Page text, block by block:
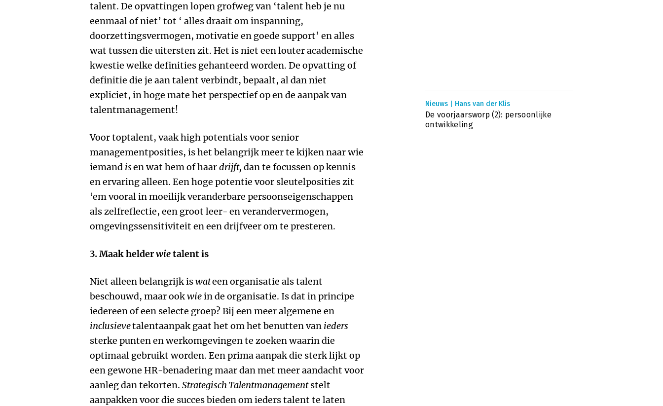
talent. De opvattingen lopen grofweg van ‘talent heb je nu
eenmaal of niet’ tot ‘ alles draait om inspanning,
doorzettingsvermogen, motivatie en goede support’ en alles
wat tussen die uitersten zit. Het is niet een louter academische
kwestie welke definities gehanteerd worden. De opvatting of
definitie die je aan talent verbindt, bepaalt, al dan niet
expliciet, in hoge mate het perspectief op en de aanpak van
talentmanagement!
Voor toptalent, vaak high potentials voor senior
managementposities, is het belangrijk meer te kijken naar wie
iemand isen wat hem of haardrijft, dan te focussen op kennis
en ervaring alleen. Een hoge potentie voor sleutelposities zit
‘em vooral in moeilijk veranderbare persoonseigenschappen
als zelfreflectie, een groot leer- en verandervermogen,
omgevingssensitiviteit en een drijfveer om te presteren.
3.Maak helderwietalent is
Niet alleen belangrijk iswateen organisatie als talent
beschouwd, maar ookwiein de organisatie. Is dat in principe
iedereen of een selecte groep? Bij een meer algemene en
inclusievetalentaanpak gaat het om het benutten van ieders
sterke punten en werkomgevingen te zoeken waarin die
optimaal gebruikt worden. Een prima aanpak die sterk lijkt op
een gewone HR-benadering maar dan met meer aandacht voor
aanleg dan tekorten. Strategisch Talentmanagementstelt
aanpakken voor die succes bieden om ieders talent te laten
Nieuws | Hans van der Klis
De voorjaarsworp (2): persoonlijke
ontwikkeling